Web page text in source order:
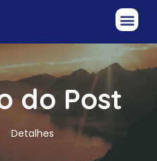
do Post
Detalhes